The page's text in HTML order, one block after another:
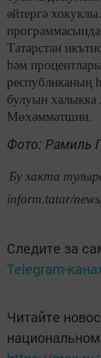
әйтергә
Татарстан
һәм
республиканың
булуын халыкка
Мөхәммәтшин.
Фото: Рамиль
Бу хакта
inform.tatar/
Следите за
Telegram-
Читайте